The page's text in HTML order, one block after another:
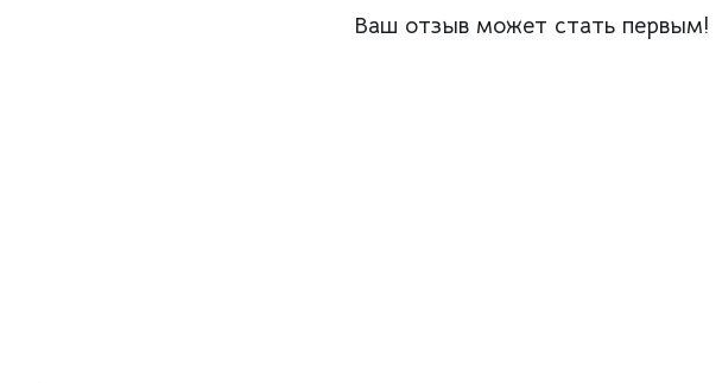
Ваш отзыв может стать первым!